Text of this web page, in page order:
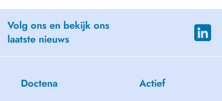
Volg ons en bekijk ons
laatste nieuws
Doctena Actief